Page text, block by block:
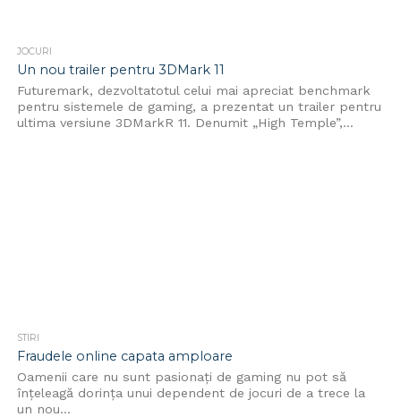
JOCURI
Un nou trailer pentru 3DMark 11
Futuremark, dezvoltatotul celui mai apreciat benchmark
pentru sistemele de gaming, a prezentat un trailer pentru
ultima versiune 3DMarkR 11. Denumit „High Temple”,...
STIRI
Fraudele online capata amploare
Oamenii care nu sunt pasionați de gaming nu pot să
înțeleagă dorința unui dependent de jocuri de a trece la
un nou...